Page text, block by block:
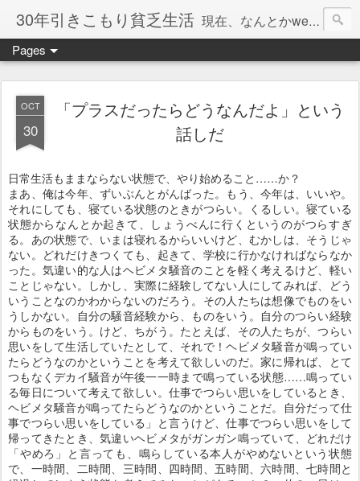
30年引きこもり貧乏生活 現在、なんとかweb系の仕事で食べています。このブログで扱う問題は「この世とはなにか」「人生とはなにか」「人間とはなにか」「強迫神経症の原因と解決法」「うつ病の原因と寄り添う方法」「家族の問題」などについてです。
Pages
OCT
30
「プラスだったらどうなんだよ」という
話しだ
日常生活もままならない状態で、やり始めること……か？
まあ、俺は今年、ずいぶんとがんばった。もう、今年は、いいや。
それにしても、寝ている状態のときがつらい。くるしい。寝ている
状態からなんとか起きて、しょうべんに行くというのがつらすぎ
る。あの状態で、いまは寝れるからいいけど、むかしは、そうじゃ
ない。どれだけきつくても、起きて、学校に行かなければならなか
った。気違い的な人はヘビメタ騒音のことを軽く考えるけど、軽い
ことじゃない。しかし、実際に経験してない人にしてみれば、どう
いうことなのかわからないのだろう。その人たちは想像でものをい
うしかない。自分の騒音経験から、ものをいう。自分のつらい経験
からものをいう。けど、ちがう。たとえば、その人たちが、つらい
思いをして生活していたとして、それで！ヘビメタ騒音が鳴ってい
たらどうなのかということを考えて欲しいのだ。家に帰れば、とて
つもなくデカイ騒音が午後一一時まで鳴っている状態……鳴ってい
る毎日について考えて欲しい。仕事でつらい思いをしているとき、
ヘビメタ騒音が鳴ってたらどうなのかということだ。自分だって仕
事でつらい思いをしている」と言うけど、仕事でつらい思いをして
帰ってきたとき、気違いヘビメタがガンガン鳴っていて、どれだけ
「やめろ」と言っても、鳴らしている本人がやめないという状態
で、一時間、二時間、三時間、四時間、五時間、六時間、七時間と